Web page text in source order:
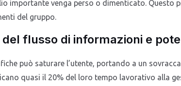
importante venga perso o dimenticato. Questo
del gruppo.
flusso di informazioni e
può saturare l’utente, portando a un
quasi il 20% del loro tempo lavorativo alla